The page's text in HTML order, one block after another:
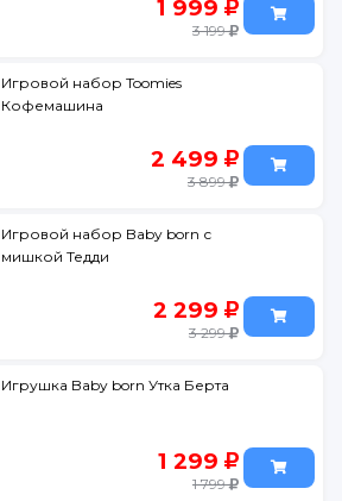
1 999
3 199
Игровой набор Toomies
Кофемашина
2 499
3 899
Игровой набор Baby born с
мишкой Тедди
2 299
3 299
Игрушка Baby born Утка Берта
1 299
1 799